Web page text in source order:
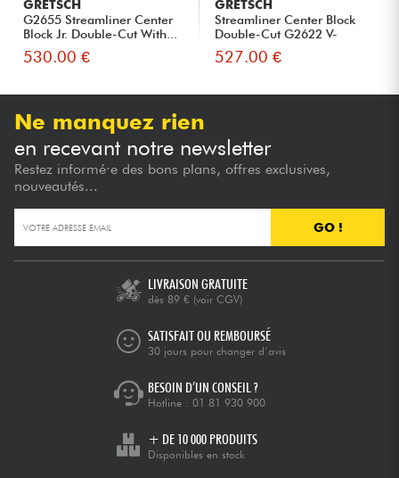
GRETSCH
G2655 Streamliner Center
Block Jr. Double-Cut With...
530.00 €
GRETSCH
Streamliner Center Block
Double-Cut G2622 V-
Stopta...
527.00 €
Ne manquez rien
en recevant notre newsletter
Restez informé·e des bons plans, offres exclusives,
nouveautés...
GO !
LIVRAISON GRATUITE
dès 89 € (voir CGV)
SATISFAIT OU REMBOURSÉ
30 jours pour changer d’avis
BESOIN D’UN CONSEIL ?
Hotline : 01 81 930 900
+ DE 10 000 PRODUITS
Disponibles en stock